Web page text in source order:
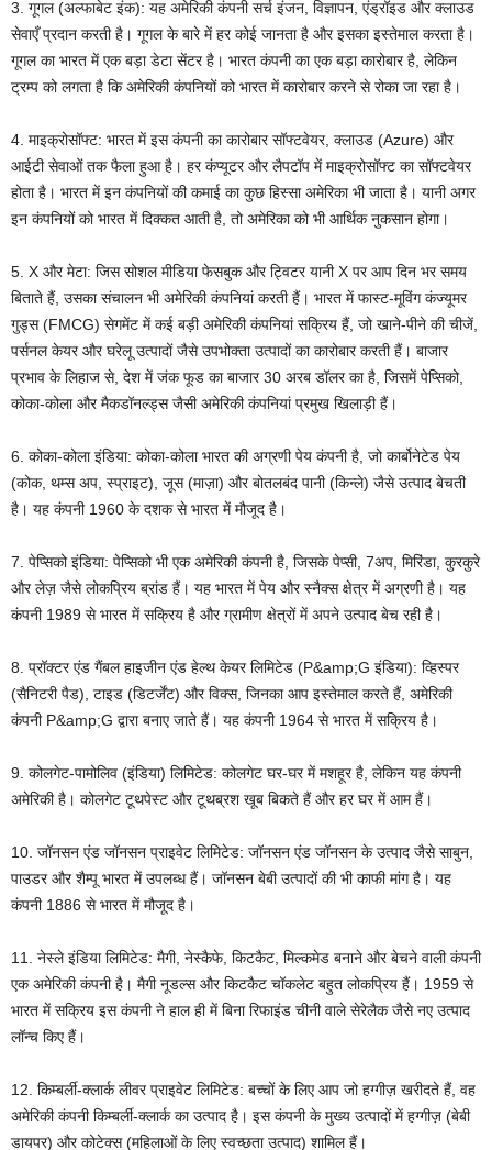
3. गूगल (अल्फाबेट इंक): यह अमेरिकी कंपनी सर्च इंजन, विज्ञापन, एंड्रॉइड और क्लाउड
सेवाएँ प्रदान करती है। गूगल के बारे में हर कोई जानता है और इसका इस्तेमाल करता है।
गूगल का भारत में एक बड़ा डेटा सेंटर है। भारत कंपनी का एक बड़ा कारोबार है, लेकिन
ट्रम्प को लगता है कि अमेरिकी कंपनियों को भारत में कारोबार करने से रोका जा रहा है।
4. माइक्रोसॉफ्ट: भारत में इस कंपनी का कारोबार सॉफ्टवेयर, क्लाउड (Azure) और
आईटी सेवाओं तक फैला हुआ है। हर कंप्यूटर और लैपटॉप में माइक्रोसॉफ्ट का सॉफ्टवेयर
होता है। भारत में इन कंपनियों की कमाई का कुछ हिस्सा अमेरिका भी जाता है। यानी अगर
इन कंपनियों को भारत में दिक्कत आती है, तो अमेरिका को भी आर्थिक नुकसान होगा।
5. X और मेटा: जिस सोशल मीडिया फेसबुक और ट्विटर यानी X पर आप दिन भर समय
बिताते हैं, उसका संचालन भी अमेरिकी कंपनियां करती हैं। भारत में फास्ट-मूविंग कंज्यूमर
गुड्स (FMCG) सेगमेंट में कई बड़ी अमेरिकी कंपनियां सक्रिय हैं, जो खाने-पीने की चीजें,
पर्सनल केयर और घरेलू उत्पादों जैसे उपभोक्ता उत्पादों का कारोबार करती हैं। बाजार
प्रभाव के लिहाज से, देश में जंक फूड का बाजार 30 अरब डॉलर का है, जिसमें पेप्सिको,
कोका-कोला और मैकडॉनल्ड्स जैसी अमेरिकी कंपनियां प्रमुख खिलाड़ी हैं।
6. कोका-कोला इंडिया: कोका-कोला भारत की अग्रणी पेय कंपनी है, जो कार्बोनेटेड पेय
(कोक, थम्स अप, स्प्राइट), जूस (माज़ा) और बोतलबंद पानी (किन्ले) जैसे उत्पाद बेचती
है। यह कंपनी 1960 के दशक से भारत में मौजूद है।
7. पेप्सिको इंडिया: पेप्सिको भी एक अमेरिकी कंपनी है, जिसके पेप्सी, 7अप, मिरिंडा, कुरकुरे
और लेज़ जैसे लोकप्रिय ब्रांड हैं। यह भारत में पेय और स्नैक्स क्षेत्र में अग्रणी है। यह
कंपनी 1989 से भारत में सक्रिय है और ग्रामीण क्षेत्रों में अपने उत्पाद बेच रही है।
8. प्रॉक्टर एंड गैंबल हाइजीन एंड हेल्थ केयर लिमिटेड (P&amp;G इंडिया): व्हिस्पर
(सैनिटरी पैड), टाइड (डिटर्जेंट) और विक्स, जिनका आप इस्तेमाल करते हैं, अमेरिकी
कंपनी P&amp;G द्वारा बनाए जाते हैं। यह कंपनी 1964 से भारत में सक्रिय है।
9. कोलगेट-पामोलिव (इंडिया) लिमिटेड: कोलगेट घर-घर में मशहूर है, लेकिन यह कंपनी
अमेरिकी है। कोलगेट टूथपेस्ट और टूथब्रश खूब बिकते हैं और हर घर में आम हैं।
10. जॉनसन एंड जॉनसन प्राइवेट लिमिटेड: जॉनसन एंड जॉनसन के उत्पाद जैसे साबुन,
पाउडर और शैम्पू भारत में उपलब्ध हैं। जॉनसन बेबी उत्पादों की भी काफी मांग है। यह
कंपनी 1886 से भारत में मौजूद है।
11. नेस्ले इंडिया लिमिटेड: मैगी, नेस्कैफे, किटकैट, मिल्कमेड बनाने और बेचने वाली कंपनी
एक अमेरिकी कंपनी है। मैगी नूडल्स और किटकैट चॉकलेट बहुत लोकप्रिय हैं। 1959 से
भारत में सक्रिय इस कंपनी ने हाल ही में बिना रिफाइंड चीनी वाले सेरेलैक जैसे नए उत्पाद
लॉन्च किए हैं।
12. किम्बर्ली-क्लार्क लीवर प्राइवेट लिमिटेड: बच्चों के लिए आप जो हग्गीज़ खरीदते हैं, वह
अमेरिकी कंपनी किम्बर्ली-क्लार्क का उत्पाद है। इस कंपनी के मुख्य उत्पादों में हग्गीज़ (बेबी
डायपर) और कोटेक्स (महिलाओं के लिए स्वच्छता उत्पाद) शामिल हैं।